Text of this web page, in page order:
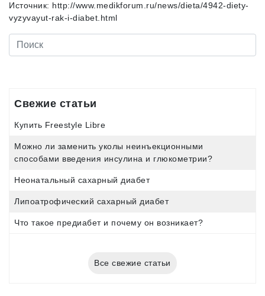
Источник: http://www.medikforum.ru/news/dieta/4942-diety-
vyzyvayut-rak-i-diabet.html
Свежие статьи
Купить Freestyle Libre
Можно ли заменить уколы неинъекционными
способами введения инсулина и глюкометрии?
Неонатальный сахарный диабет
Липоатрофический сахарный диабет
Что такое предиабет и почему он возникает?
Все свежие статьи